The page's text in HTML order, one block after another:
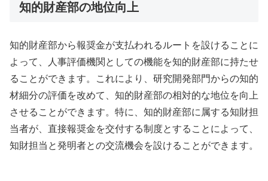
知的財産部の地位向上
知的財産部から報奨金が支払われるルートを設けることに
よって、人事評価機関としての機能を知的財産部に持たせ
ることができます。これにより、研究開発部門からの知的
材細分の評価を改めて、知的財産部の相対的な地位を向上
させることができます。特に、知的財産部に属する知財担
当者が、直接報奨金を交付する制度とすることによって、
知財担当と発明者との交流機会を設けることができます。